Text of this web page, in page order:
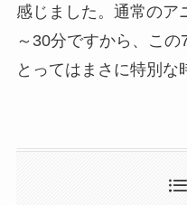
感じました。通常のア
～30分ですから、こ
とってはまさに特別な